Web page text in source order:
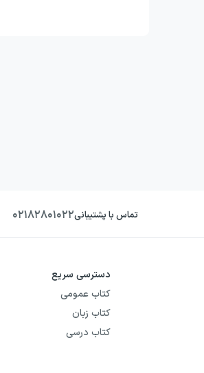
تماس با پشتیبانی۰۲۱۸۲۸۰۱۰۲۲
دسترسی سریع
کتاب عمومی
کتاب زبان
کتاب درسی